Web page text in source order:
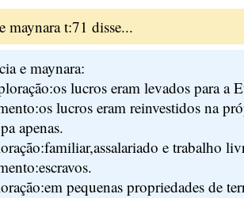
maynara t:71 disse...
e maynara:
lucros eram levados para a
lucros eram reinvestidos na
apenas.
e trabalho
pequenas propriedades de